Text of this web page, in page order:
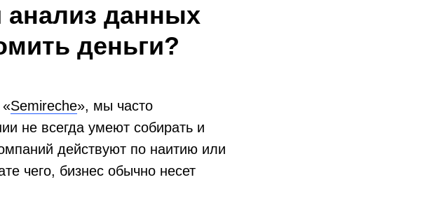
анализ данных
деньги?
«Semireche», мы часто
не всегда умеют собирать и
действуют по наитию или
чего, бизнес обычно несет